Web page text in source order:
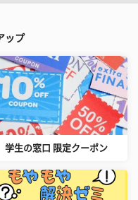
ップ
学生の窓口 限定クーポン